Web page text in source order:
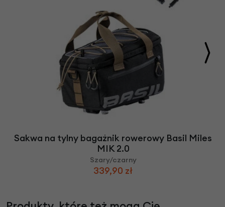
Sakwa na tylny bagażnik rowerowy Basil Miles
MIK 2.0
Szary/czarny
339,90 zł